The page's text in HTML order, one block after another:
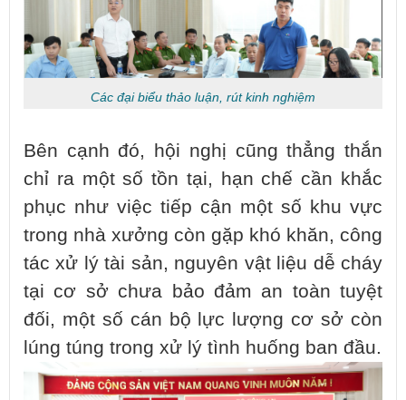
Các đại biểu thảo luận, rút kinh nghiệm
Bên cạnh đó, hội nghị cũng thẳng thắn
chỉ ra một số tồn tại, hạn chế cần khắc
phục như việc tiếp cận một số khu vực
trong nhà xưởng còn gặp khó khăn, công
tác xử lý tài sản, nguyên vật liệu dễ cháy
tại cơ sở chưa bảo đảm an toàn tuyệt
đối, một số cán bộ lực lượng cơ sở còn
lúng túng trong xử lý tình huống ban đầu.